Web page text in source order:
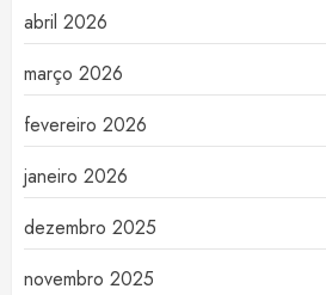
abril 2026
março 2026
fevereiro 2026
janeiro 2026
dezembro 2025
novembro 2025